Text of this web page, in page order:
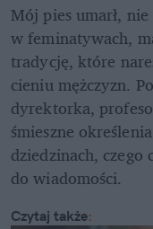
Mój pies umarł, nie
w feminatywach,
tradycję, które
cieniu mężczyzn.
dyrektorka,
śmieszne
dziedzinach,
do wiadomości.
Czytaj także: